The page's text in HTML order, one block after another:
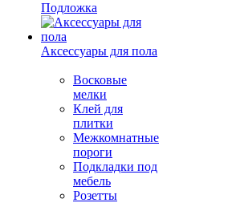
Подложка
Аксессуары для пола
Восковые
мелки
Клей для
плитки
Межкомнатные
пороги
Подкладки под
мебель
Розетты